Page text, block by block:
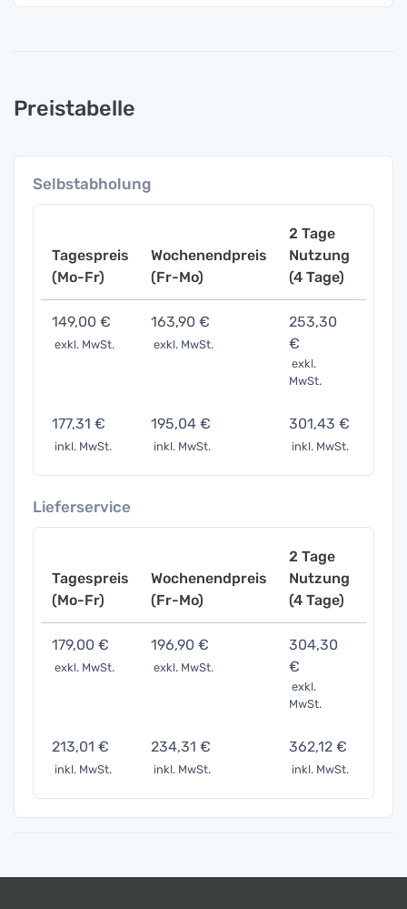
Preistabelle
Selbstabholung
Tagespreis
(Mo-Fr)
Wochenendpreis
(Fr-Mo)
2 Tage
Nutzung
(4 Tage)
149,00 €
exkl. MwSt.
163,90 €
exkl. MwSt.
253,30
€
exkl.
MwSt.
177,31 €
inkl. MwSt.
195,04 €
inkl. MwSt.
301,43 €
inkl. MwSt.
Lieferservice
Tagespreis
(Mo-Fr)
Wochenendpreis
(Fr-Mo)
2 Tage
Nutzung
(4 Tage)
179,00 €
exkl. MwSt.
196,90 €
exkl. MwSt.
304,30
€
exkl.
MwSt.
213,01 €
inkl. MwSt.
234,31 €
inkl. MwSt.
362,12 €
inkl. MwSt.